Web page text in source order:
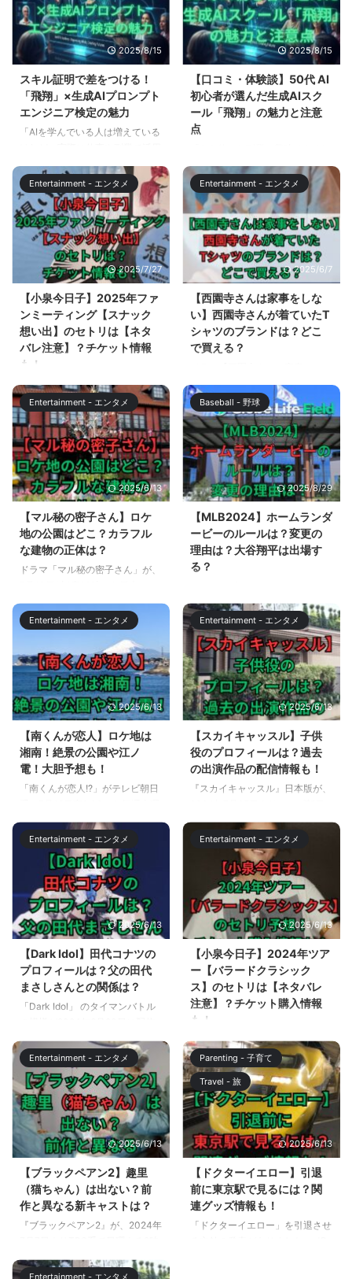
です。 還暦ライブって、ベスト
だけやりますの記念公演になりが
ちですが、キョンキョンはそこに
収まらないと考えられます。 王
道の代表曲で会場を一つにしたう
えで、ここ数年あまり歌われてい
ない曲や、ファンの記憶に深く刺
さる曲をさらっと混ぜてくる。
この記事では、ツアーの日程表と
リを本気で予想します。 2026年
1月2 ...
数十分で完了することも珍しくあ
りません。これから副業を始めた
い方にとって、AIは大きな追い風
となるでしょう。 この記事で
は、AIを活用した副業に挑戦した
い初心者向けに、実際の教材であ
る 『AI革命：トレンドブログ記
事作成GPTsセット』 と 『AIライ
ジング：ChatGPT活用大全』 を
な始 ...
2025/8/15
スキル証明で差をつける！
「飛翔」×生成AIプロンプト
エンジニア検定の魅力
「AIを学んでいる人は増えている
できている人は一握り」そんな現
実を耳にしたことはありません
か？ 近年、ChatGPTやClaudeな
どの生成AIツールは急速に普及
し、企業も個人もAI活用を求めら
れる時代になりました。しかし、
「AIを使える」と自称する人は多
くても、具体的な成果を出せるレ
ベルのプロンプトスキルを持つ人
はまだ少数派です。 そこで注目
されているのが、オンラインスク
ール「飛翔」が提供する生成AIプ
ロンプトエンジニア検定です。単
に証明できる ...
2025/8/15
【口コミ・体験談】50代 AI
初心者が選んだ生成AIスク
ール「飛翔」の魅力と注意
点
れど、今から学んでも遅いので
は…？」そんな不安を抱く50代の
方は多いものです。しかし、最近
はChatGPTなどの生成AIを使え
ば、文章作成・資料作り・SNS運
用など、未経験からでも取り組め
る副業が増えています。 とはい
え、日々進化し続ける AI を独学
で学ぶには限界があるため、スク
ールやコミュニティに入って学
び’、情報共有していくことが、
成功への近道となっています。
中でも注目を集めているのが、**
スクール「飛翔」**です。同世代
やシニア層の ...
Entertainment - エンタメ
2025/7/27
【小泉今日子】2025年ファ
ンミーティング【スナック
想い出】のセトリは【ネタ
バレ注意】？チケット情報
も！
小泉今日子さんの2025年ファン
ミーティング「スナック想い出」
が開催されています。 初開催と
なる小泉今日子さんのファンミー
ティング。 還暦を前に、2025年
4月にオフィシャルファンクラブ
「US SARITE」を発足。初めて
開催されるファンミーティングは
7月26日のZepp DiverCity公演か
らスタートし、8月23日まで全国
5都市のZeppで開催されます。
この記事では、7月26日のZepp
DiverCityでの 2公演（追加公演
す。 また、今後の公演のチケッ
トの購入情報 ...
Entertainment - エンタメ
2025/6/7
【西園寺さんは家事をしな
い】西園寺さんが着ていたT
シャツのブランドは？どこ
で買える？
い】が、7月9日(火)夜10時から
TBS系で放送がはじまりました。
7月9日に放送された第1話では、
松本若菜さん演じる西園寺さんの
ファッションが気になった人も多
いはず。 この記事では、ドラマ
【西園寺さんは家事をしない】第
1話で西園寺さんが着ていた Tシ
ャツについて解説します。 【西
園寺さんは家事をしない】西園寺
さんのTシャツのブランドは？ ド
ラマ【西園寺さんは家事をしな
い】第1話で、西園寺さんが着て
ランドを調査しました。
Common Noun ...
Entertainment - エンタメ
2025/6/13
【マル秘の密子さん】ロケ
地の公園はどこ？カラフル
な建物の正体は？
ドラマ「マル秘の密子さん」が、
ビ系で放送されます。 放送開始
前に公式ページや公式SNSで予告
動画が配信されていますが、予告
動画に登場する景色や、建物が気
になった人も多いことでしょう。
https://twitter.com/maruhi_mitsu
ko/status/18070515208627733
43 この記事では、ドラマ「マル
千葉県船橋市の公園について解説
します。 【マル秘の密子さん】
ロケ地は船橋で人気の公園？ ド
ラマ「マル秘の密子さ ...
Baseball - 野球
2025/8/29
【MLB2024】ホームランダ
ービーのルールは？変更の
理由は？大谷翔平は出場す
る？
ターゲームは、以下の日程でテキ
サス・レンジャースの本拠地、テ
キサス州アーリントンのグロー
ブ・ライフ・フィールドで開催さ
れます。 日本のプロ野球のオー
ルスターは2試合、別の球場で開
催されますが、MLB では、オー
ルスターウィークとして、数々の
イベントが開催されます。数日に
及ぶイベントとしてオールスター
ウィークがあり、そのクライマッ
クスがオールスターゲームという
位置づけになっています。 数々
ーゲームの前日に行われるホーム
ランダービー ...
Entertainment - エンタメ
2025/6/13
【南くんが恋人】ロケ地は
湘南！絶景の公園や江ノ
電！大胆予想も！
「南くんが恋人!?」がテレビ朝日
日に放送されます。 「南くんが
恋人!?」は、平成から受け継がれ
る名作ドラマの男女逆転バーショ
ンということで注目されていま
す。 この記事では「南くんが恋
人!?」のロケ地について、6月30
日までに公開された情報をもとに
解説します。 【南くんが恋人】
ロケ地は湘南？ 「南くんが恋
人!?」のメインのロケ地は、神奈
川県の湘南エリアです。 6月18日
の公式アカウントからのポストで
は、メイキング動画の中に江ノ島
ています。 h ...
Entertainment - エンタメ
2025/6/13
【スカイキャッスル】子供
役のプロフィールは？過去
の出演作品の配信情報も！
『スカイキャッスル』日本版が、
系で木曜よる9時から放送されま
す。 韓国版「SKYキャッスル」
は、その視聴率が最高23.8％に達
し、ケーブルテレビドラマとして
歴代最高視聴率を記録しました。
韓国版「SKYキャッスル」では、
子供役にも注目が集まりました
が、日本版『スカイキャッスル』
の子供役が6月29日に発表されま
した。 この記事では、『スカイ
キャッスル』日本版に子供役とし
て出演する若手キャストのプロフ
ィールと、過去の出演作品の配信
キャッスル】子供 ...
Entertainment - エンタメ
2025/6/13
【Dark Idol】田代コナツの
プロフィールは？父の田代
まさしさんとの関係は？
「Dark Idol」 のタイマンバトル
されました。 「Dark Idol 」は、
アイドルになりたいけど、夢を諦
めざるを得なかった女性たちに、
もう一度チャンスを与えるオーデ
ィション番組です。 本編#2で
は、最終候補生たちが歌、ダンス
とアピールタイムで生き残りをか
けてタイマンバトルを繰り広げま
した。 その中で注目を浴びたの
が、田代まさしさんを父に持つ田
代コナツさんでした。 この記事
では、「Dark Idol 」本編#2に登
場した田代コナツさんの経歴と、
Entertainment - エンタメ
2025/6/13
【小泉今日子】2024年ツア
ー【バラードクラシック
ス】のセトリは【ネタバレ
注意】？チケット購入情報
も！
小泉今日子さんの2024年ツアー
「KYOKO KOIZUMI TOUR 2024
BALLAD CLASSICS」の開催が
発表されました。 10月26日から
12月21日にかけて全国16都市21
公演を巡る全国ツアーのタイトル
は、1980年代後半にリリースさ
れた「Ballad Classics」「Ballad
ClassicsⅡ」という2枚のバラード
ベストアルバムに由来していま
す。 2022年のデビュー40周年ツ
アーから3年連続の全国ツアーに
なりますが、毎年雰囲気の違うツ
Entertainment - エンタメ
2025/6/13
【ブラックペアン2】趣里
（猫ちゃん）は出ない？前
作と異なる新キャストは？
『ブラックペアン2』が、2024年
から放送されます。 前作「ブラ
ックペアン」は、最終話の視聴率
Parenting - 子育て
Travel - 旅
2025/6/13
【ドクターイエロー】引退
前に東京駅で見るには？関
連グッズ情報も！
「ドクターイエロー」を引退させ
Entertainment - エンタメ